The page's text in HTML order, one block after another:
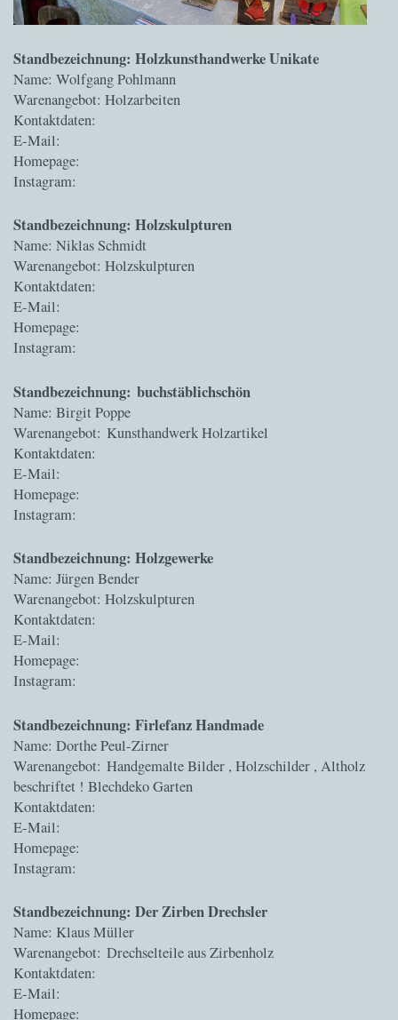
Standbezeichnung: Holzkunsthandwerke Unikate
Name: Wolfgang Pohlmann
Warenangebot: Holzarbeiten
Kontaktdaten:
E-Mail:
Homepage:
Instagram:
Standbezeichnung: Holzskulpturen
Name: Niklas Schmidt
Warenangebot: Holzskulpturen
Kontaktdaten:
E-Mail:
Homepage:
Instagram:
Standbezeichnung: buchstäblichschön
Name: Birgit Poppe
Warenangebot: Kunsthandwerk Holzartikel
Kontaktdaten:
E-Mail:
Homepage:
Instagram:
Standbezeichnung: Holzgewerke
Name: Jürgen Bender
Warenangebot: Holzskulpturen
Kontaktdaten:
E-Mail:
Homepage:
Instagram:
Standbezeichnung: Firlefanz Handmade
Name: Dorthe Peul-Zirner
Warenangebot: Handgemalte Bilder , Holzschilder , Altholz
beschriftet ! Blechdeko Garten
Kontaktdaten:
E-Mail:
Homepage:
Instagram:
Standbezeichnung: Der Zirben Drechsler
Name: Klaus Müller
Warenangebot: Drechselteile aus Zirbenholz
Kontaktdaten:
E-Mail:
Homepage: